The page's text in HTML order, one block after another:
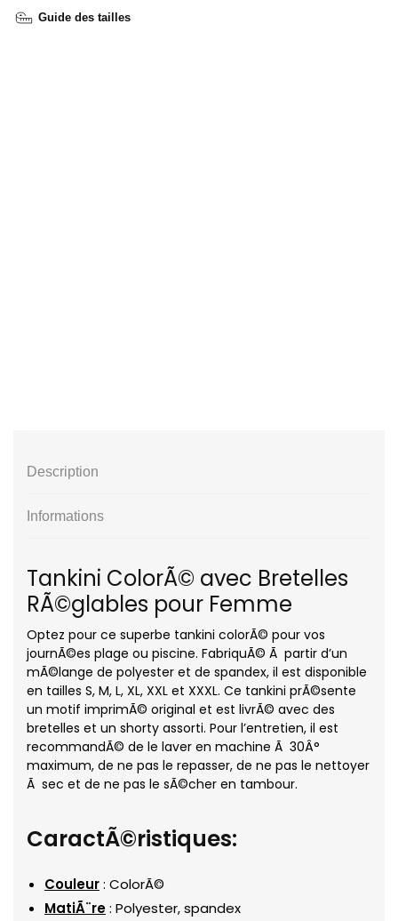
Guide des tailles
Description
Informations
Tankini ColorÃ© avec Bretelles
RÃ©glables pour Femme
Optez pour ce superbe tankini colorÃ© pour vos
journÃ©es plage ou piscine. FabriquÃ© Ã partir d’un
mÃ©lange de polyester et de spandex, il est disponible
en tailles S, M, L, XL, XXL et XXXL. Ce tankini prÃ©sente
un motif imprimÃ© original et est livrÃ© avec des
bretelles et un shorty assorti. Pour l’entretien, il est
recommandÃ© de le laver en machine Ã 30Â°
maximum, de ne pas le repasser, de ne pas le nettoyer
Ã sec et de ne pas le sÃ©cher en tambour.
CaractÃ©ristiques:
Couleur: ColorÃ©
MatiÃ¨re: Polyester, spandex